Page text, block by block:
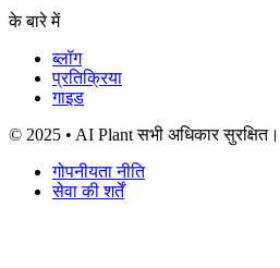
के बारे में
ब्लॉग
प्रतिक्रिया
गाइड
© 2025 • AI Plant सभी अधिकार सुरक्षित।
गोपनीयता नीति
सेवा की शर्तें